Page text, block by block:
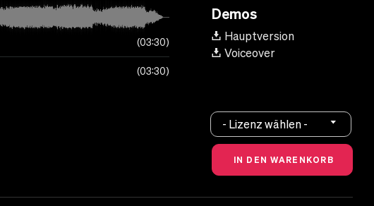
03:30
03:30
Demos
Hauptversion
Voiceover
- Lizenz wählen -